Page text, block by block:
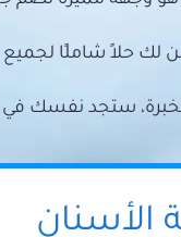
لك حلاً شاملًا
ستجد نفسك في
الأسنان